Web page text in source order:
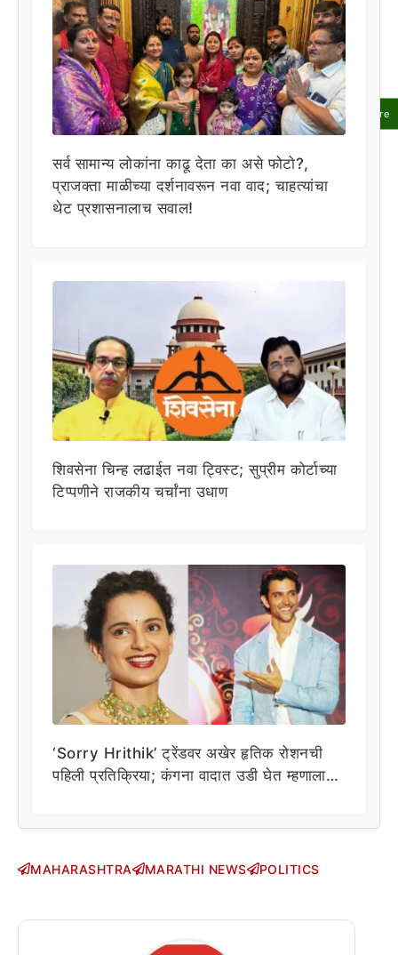
Share
सर्व सामान्य लोकांना काढू देता का असे फोटो?,
प्राजक्ता माळीच्या दर्शनावरून नवा वाद; चाहत्यांचा
थेट प्रशासनालाच सवाल!
शिवसेना चिन्ह लढाईत नवा ट्विस्ट; सुप्रीम कोर्टाच्या
टिप्पणीने राजकीय चर्चांना उधाण
‘Sorry Hrithik’ ट्रेंडवर अखेर हृतिक रोशनची
पहिली प्रतिक्रिया; कंगना वादात उडी घेत म्हणाला…
MAHARASHTRA MARATHI NEWS POLITICS